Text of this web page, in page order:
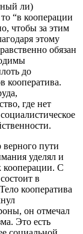
ли)
“в кооперации
чтобы за этим
этому
обязан
до
кооператива.
где нет
пути
уделял и
С
в
кооператива
он отмечал
Это есть